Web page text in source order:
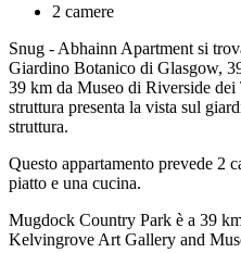
2 camere
Snug - Abhainn Apartment si
Giardino Botanico di Glasgow,
39 km da Museo di Riverside
struttura presenta la vista sul
struttura.
Questo appartamento prevede 2
piatto e una cucina.
Mugdock Country Park è a 39
Kelvingrove Art Gallery and